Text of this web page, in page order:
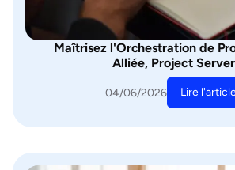
Maîtrisez l'Orchestration de
Alliée, Project
04/06/2026 Lire